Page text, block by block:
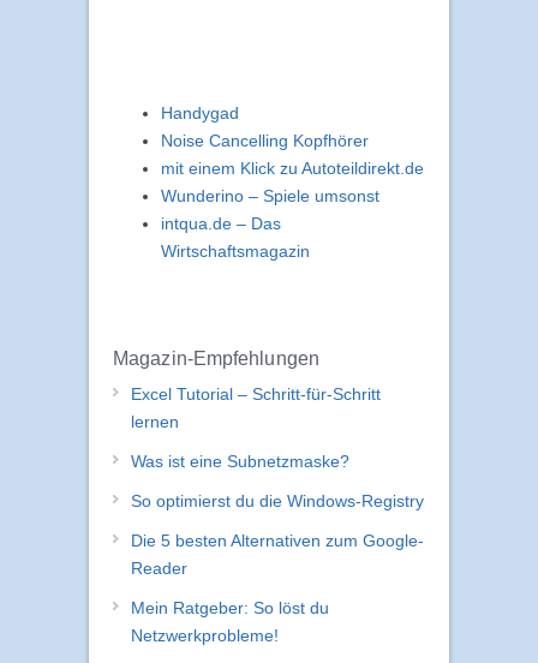
Handygad
Noise Cancelling Kopfhörer
mit einem Klick zu Autoteildirekt.de
Wunderino – Spiele umsonst
intqua.de – Das
Wirtschaftsmagazin
Magazin-Empfehlungen
Excel Tutorial – Schritt-für-Schritt
lernen
Was ist eine Subnetzmaske?
So optimierst du die Windows-Registry
Die 5 besten Alternativen zum Google-
Reader
Mein Ratgeber: So löst du
Netzwerkprobleme!